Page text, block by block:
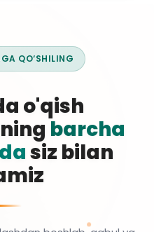
QO‘SHILING
o'qish
barcha
siz bilan